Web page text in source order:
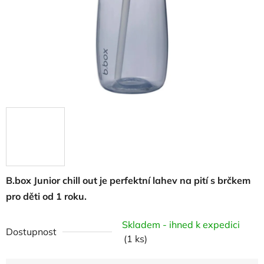
B.box Junior chill out je perfektní lahev na pití s brčkem
pro děti od 1 roku.
Dostupnost
Skladem - ihned k expedici
(1 ks)